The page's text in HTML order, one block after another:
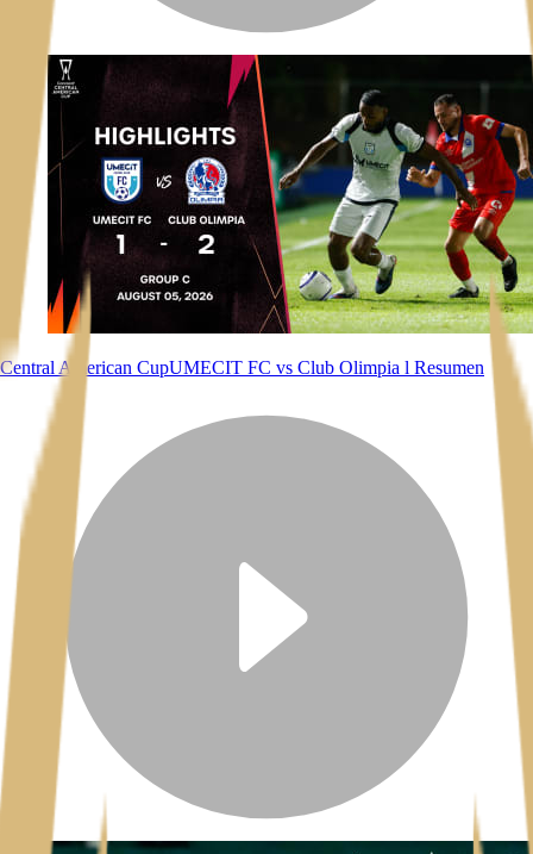
Central American CupUMECIT FC vs Club Olimpia l Resumen